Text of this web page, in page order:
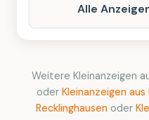
Alle
Weitere Kleinanzeigen
oder Kleinanzeigen aus
Recklinghausenoder